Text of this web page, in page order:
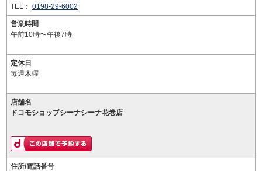
TEL： 0198-29-6002
営業時間
午前10時〜午後7時
定休日
毎週木曜
店舗名
ドコモショップシーナシーナ花巻店
住所/電話番号